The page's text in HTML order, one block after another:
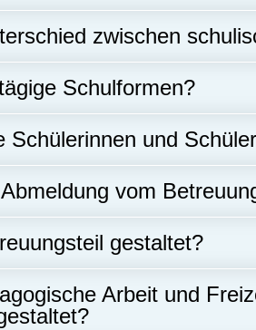
zwischen
Schulformen?
Schülerinnen und
vom
gestaltet?
Arbeit und